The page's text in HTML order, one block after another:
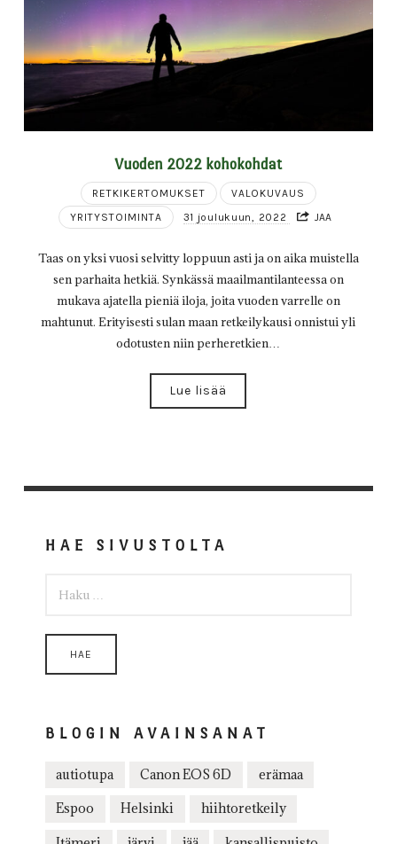
Vuoden 2022 kohokohdat
RETKIKERTOMUKSET
VALOKUVAUS
YRITYSTOIMINTA
31 joulukuun, 2022 JAA
Taas on yksi vuosi selvitty loppuun asti ja on aika muistella
sen parhaita hetkiä. Synkässä maailmantilanteessa on
mukava ajatella pieniä iloja, joita vuoden varrelle on
mahtunut. Erityisesti sulan maan retkeilykausi onnistui yli
odotusten niin perheretkien…
Lue lisää
HAE SIVUSTOLTA
BLOGIN AVAINSANAT
autiotupa Canon EOS 6D erämaa
Espoo Helsinki hiihtoretkeily